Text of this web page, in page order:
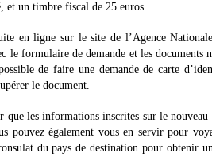
un timbre fiscal de 25 euros.
en ligne sur le site de l’Agence
formulaire de demande et les documents
de faire une demande de carte
le document.
les informations inscrites sur le
pouvez également vous en servir pour
du pays de destination pour obtenir